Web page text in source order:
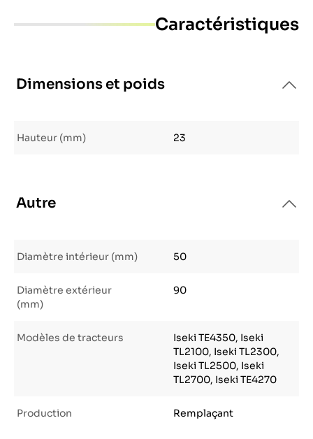
Caractéristiques
Dimensions et poids
Hauteur (mm) 23
Autre
Diamètre intérieur (mm) 50
Diamètre extérieur
(mm)
90
Modèles de tracteurs
Iseki TE4350, Iseki
TL2100, Iseki TL2300,
Iseki TL2500, Iseki
TL2700, Iseki TE4270
Production Remplaçant